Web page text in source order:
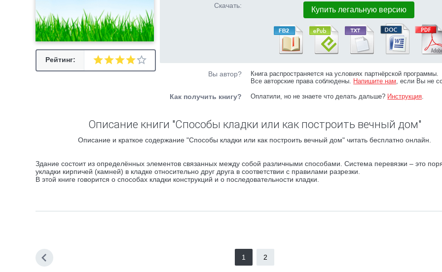
Рейтинг:
Скачать: Купить легальную версию
Вы автор?
Книга распространяется на условиях партнёрской программы.
Все авторские права соблюдены. Напишите нам, если Вы не
Как получить книгу? Оплатили, но не знаете что делать дальше? Инструкция.
Описание книги "Способы кладки или как построить вечный дом"
Описание и краткое содержание "Способы кладки или как построить вечный дом" читать бесплатно онлайн.
Здание состоит из определённых элементов связанных между собой различными способами. Система перевязки – это
укладки кирпичей (камней) в кладке относительно друг друга в соответствии с правилами разрезки.
В этой книге говорится о способах кладки конструкций и о последовательности кладки.
1 2